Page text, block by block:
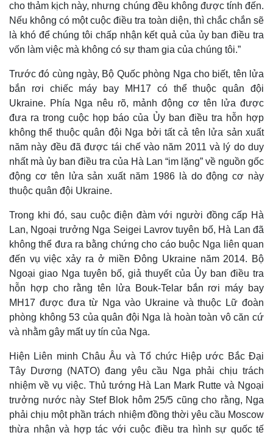
Thế giới
Quan sát
Cuộc sống đó đây
Multimedia
Video
Ảnh
Infographic
cho thảm kịch này, nhưng chúng đều không được tính đến.
Nếu không có một cuộc điều tra toàn diện, thì chắc chắn sẽ
là khó để chúng tôi chấp nhận kết quả của ủy ban điều tra
vốn làm việc mà không có sự tham gia của chúng tôi.”
Trước đó cùng ngày, Bộ Quốc phòng Nga cho biết, tên lửa
bắn rơi chiếc máy bay MH17 có thể thuộc quân đội
Ukraine. Phía Nga nêu rõ, mảnh động cơ tên lửa được
đưa ra trong cuộc họp báo của Ủy ban điều tra hỗn hợp
không thể thuộc quân đội Nga bởi tất cả tên lửa sản xuất
năm này đều đã được tái chế vào năm 2011 và lý do duy
nhất mà ủy ban điều tra của Hà Lan “im lặng” về nguồn gốc
động cơ tên lửa sản xuất năm 1986 là do động cơ này
thuộc quân đội Ukraine.
Trong khi đó, sau cuộc điện đàm với người đồng cấp Hà
Lan, Ngoại trưởng Nga Seigei Lavrov tuyên bố, Hà Lan đã
không thể đưa ra bằng chứng cho cáo buộc Nga liên quan
đến vụ việc xảy ra ở miền Đông Ukraine năm 2014. Bộ
Ngoại giao Nga tuyên bố, giả thuyết của Ủy ban điều tra
hỗn hợp cho rằng tên lửa Bouk-Telar bắn rơi máy bay
MH17 được đưa từ Nga vào Ukraine và thuộc Lữ đoàn
phòng không 53 của quân đội Nga là hoàn toàn vô căn cứ
và nhằm gây mất uy tín của Nga.
Hiện Liên minh Châu Âu và Tổ chức Hiệp ước Bắc Đại
Tây Dương (NATO) đang yêu cầu Nga phải chịu trách
nhiệm về vụ việc. Thủ tướng Hà Lan Mark Rutte và Ngoại
trưởng nước này Stef Blok hôm 25/5 cũng cho rằng, Nga
phải chịu một phần trách nhiệm đồng thời yêu cầu Moscow
thừa nhận và hợp tác với cuộc điều tra hình sự quốc tế